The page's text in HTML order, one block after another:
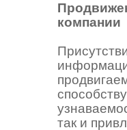
компании
так и